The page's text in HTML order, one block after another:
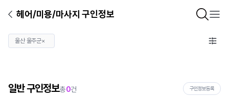
헤어/미용/마사지 구인정보
울산 울주군×
일반 구인정보총0건 구인정보등록